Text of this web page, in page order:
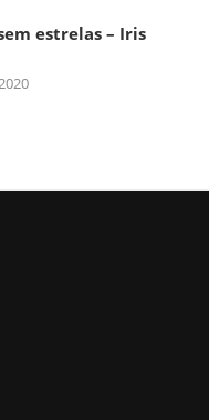
estrelas – Iris